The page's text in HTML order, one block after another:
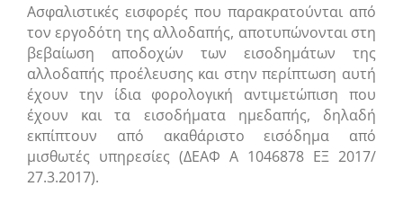
Ασφαλιστικές εισφορές που παρακρατούνται από
τον εργοδότη της αλλοδαπής, αποτυπώνονται στη
βεβαίωση αποδοχών των εισοδημάτων της
αλλοδαπής προέλευσης και στην περίπτωση αυτή
έχουν την ίδια φορολογική αντιμετώπιση που
έχουν και τα εισοδήματα ημεδαπής, δηλαδή
εκπίπτουν από ακαθάριστο εισόδημα από
μισθωτές υπηρεσίες (ΔΕΑΦ Α 1046878 ΕΞ 2017/
27.3.2017).